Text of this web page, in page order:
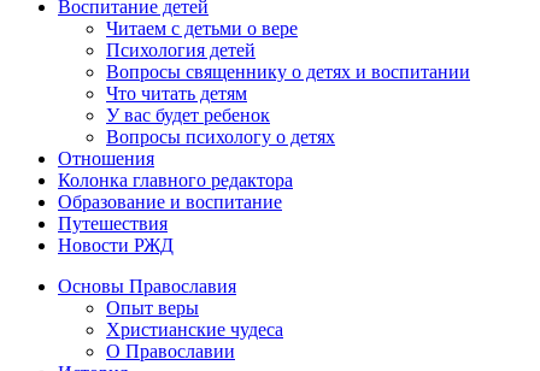
Воспитание детей
Читаем с детьми о вере
Психология детей
Вопросы священнику о детях и воспитании
Что читать детям
У вас будет ребенок
Вопросы психологу о детях
Отношения
Колонка главного редактора
Образование и воспитание
Путешествия
Новости РЖД
Основы Православия
Опыт веры
Христианские чудеса
О Православии